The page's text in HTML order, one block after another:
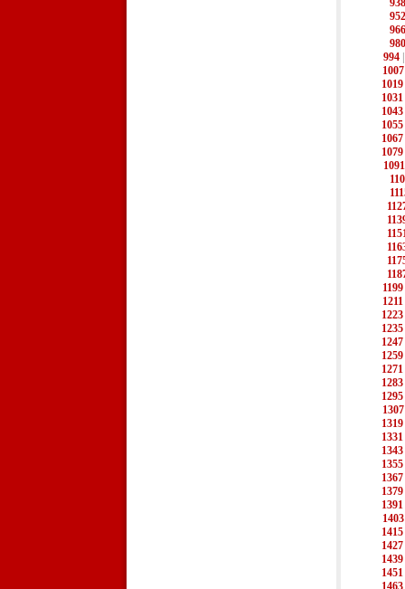
938
952
966
980
994
1007
1019
1031
1043
1055
1067
1079
1091
1199
1211
1223
1235
1247
1259
1271
1283
1295
1307
1319
1331
1343
1355
1367
1379
1391
1403
1415
1427
1439
1451
1463